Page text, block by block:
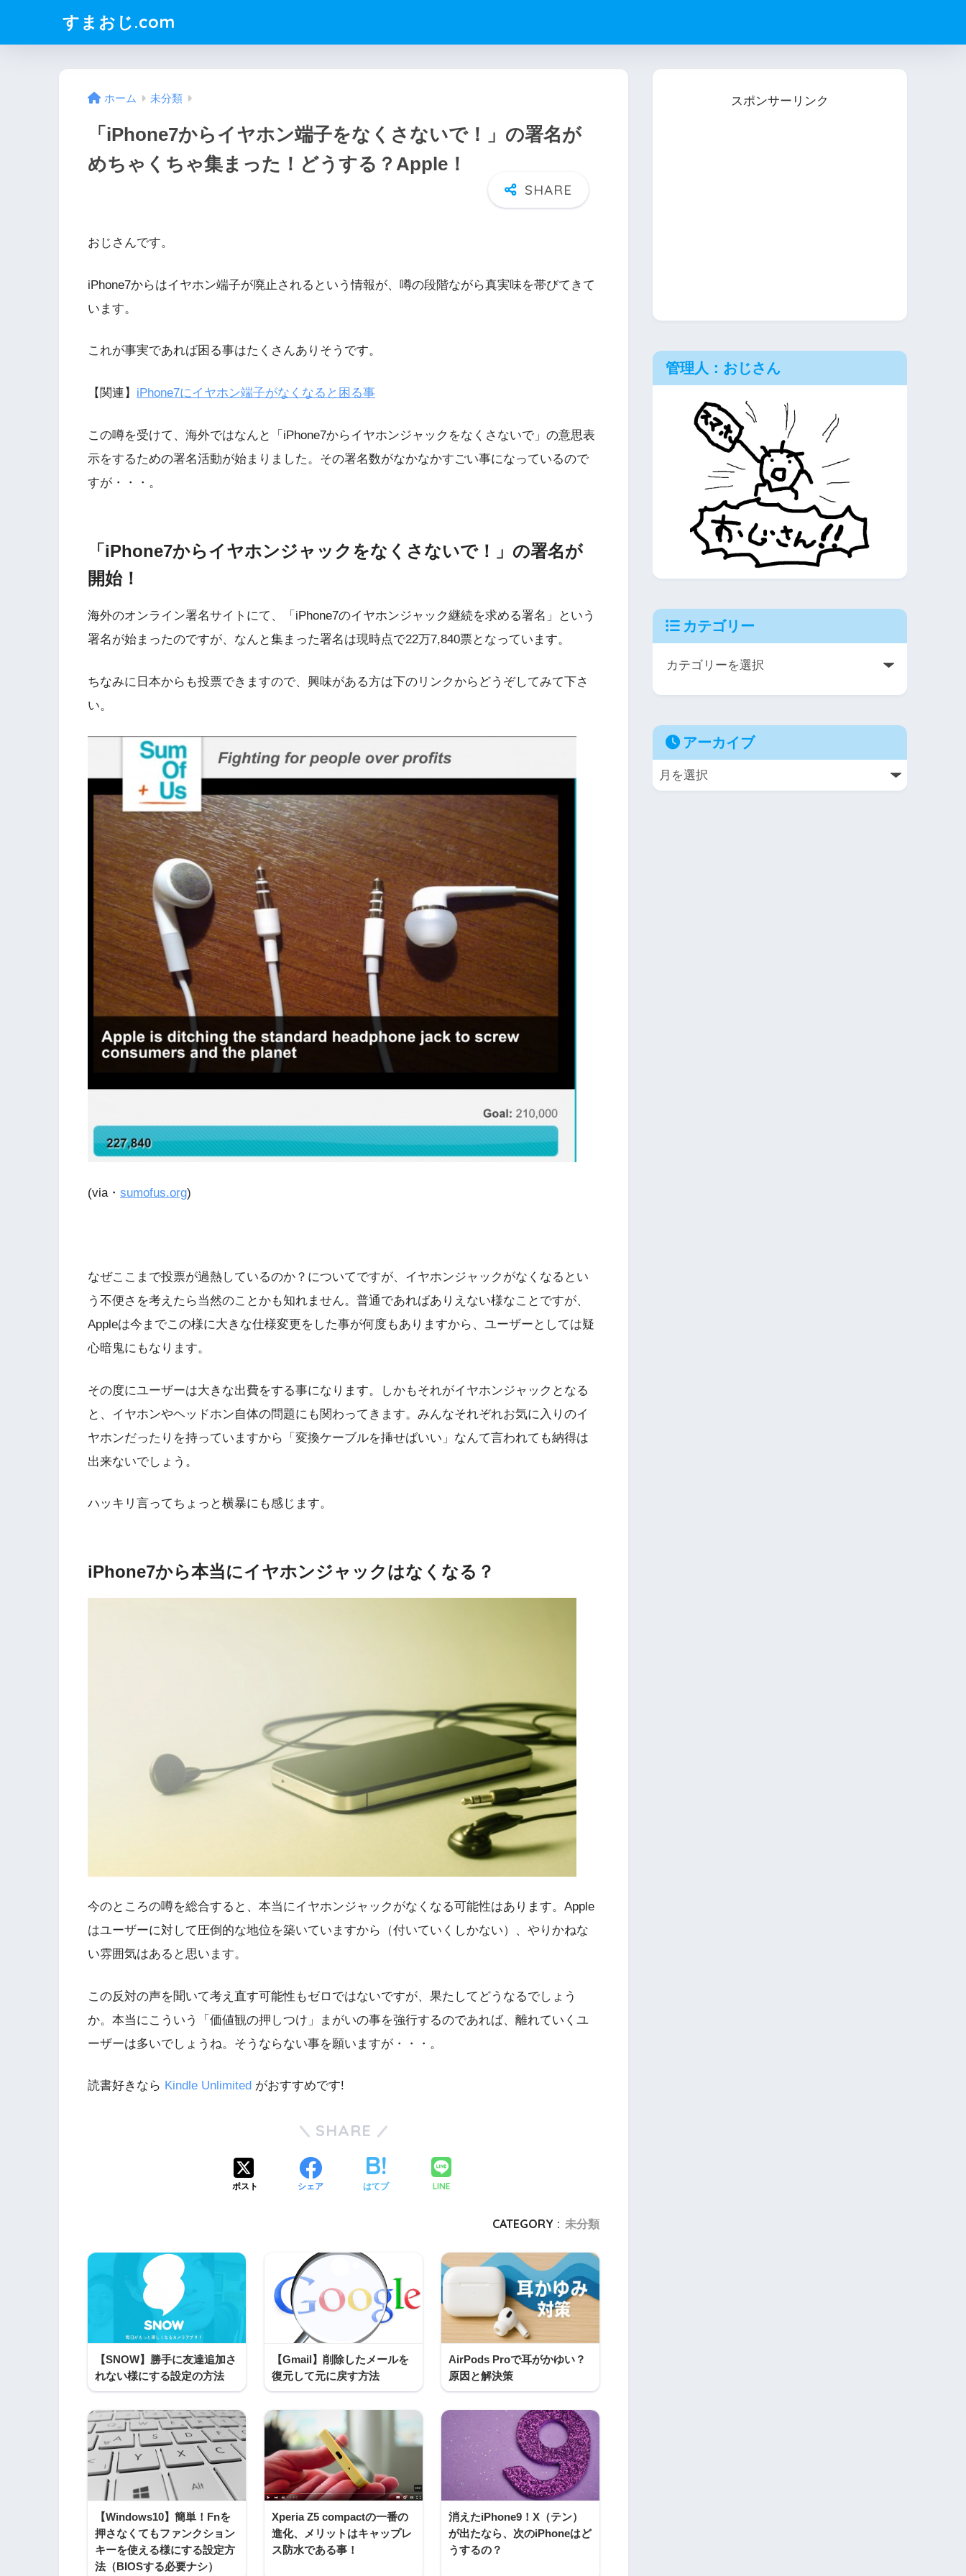
すまおじ.com
ホーム 未分類
「iPhone7からイヤホン端子をなくさないで！」の署名が
めちゃくちゃ集まった！どうする？Apple！
おじさんです。
iPhone7からはイヤホン端子が廃止されるという情報が、噂の段階ながら真実味を帯びてきて
います。
これが事実であれば困る事はたくさんありそうです。
【関連】 iPhone7にイヤホン端子がなくなると困る事
この噂を受けて、海外ではなんと「iPhone7からイヤホンジャックをなくさないで」の意思表
示をするための署名活動が始まりました。その署名数がなかなかすごい事になっているので
すが・・・。
「iPhone7からイヤホンジャックをなくさないで！」の署名が
開始！
海外のオンライン署名サイトにて、「iPhone7のイヤホンジャック継続を求める署名」という
署名が始まったのですが、なんと集まった署名は現時点で22万7,840票となっています。
ちなみに日本からも投票できますので、興味がある方は下のリンクからどうぞしてみて下さ
い。
(via・ sumofus.org)
なぜここまで投票が過熱しているのか？についてですが、イヤホンジャックがなくなるとい
う不便さを考えたら当然のことかも知れません。普通であればありえない様なことですが、
Appleは今までこの様に大きな仕様変更をした事が何度もありますから、ユーザーとしては疑
心暗鬼にもなります。
その度にユーザーは大きな出費をする事になります。しかもそれがイヤホンジャックとなる
と、イヤホンやヘッドホン自体の問題にも関わってきます。みんなそれぞれお気に入りのイ
ヤホンだったりを持っていますから「変換ケーブルを挿せばいい」なんて言われても納得は
出来ないでしょう。
ハッキリ言ってちょっと横暴にも感じます。
iPhone7から本当にイヤホンジャックはなくなる？
今のところの噂を総合すると、本当にイヤホンジャックがなくなる可能性はあります。Apple
はユーザーに対して圧倒的な地位を築いていますから（付いていくしかない）、やりかねな
い雰囲気はあると思います。
この反対の声を聞いて考え直す可能性もゼロではないですが、果たしてどうなるでしょう
か。本当にこういう「価値観の押しつけ」まがいの事を強行するのであれば、離れていくユ
ーザーは多いでしょうね。そうならない事を願いますが・・・。
読書好きなら Kindle Unlimited がおすすめです!
SHARE
ポスト シェア はてブ LINE
CATEGORY : 未分類
【SNOW】勝手に友達追加さ
れない様にする設定の方法
【Gmail】削除したメールを
復元して元に戻す方法
AirPods Proで耳がかゆい？
原因と解決策
【Windows10】簡単！Fnを
押さなくてもファンクション
キーを使える様にする設定方
法（BIOSする必要ナシ）
Xperia Z5 compactの一番の
進化、メリットはキャップレ
ス防水である事！
消えたiPhone9！X（テン）
が出たなら、次のiPhoneはど
うするの？
スポンサーリンク
管理人：おじさん
カテゴリー
アーカイブ